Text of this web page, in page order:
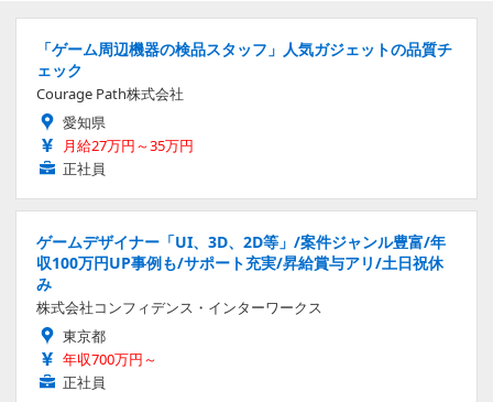
「ゲーム周辺機器の検品スタッフ」人気ガジェットの品質チ
ェック
Courage Path株式会社
愛知県
月給27万円～35万円
正社員
ゲームデザイナー「UI、3D、2D等」/案件ジャンル豊富/年
収100万円UP事例も/サポート充実/昇給賞与アリ/土日祝休
み
株式会社コンフィデンス・インターワークス
東京都
年収700万円～
正社員